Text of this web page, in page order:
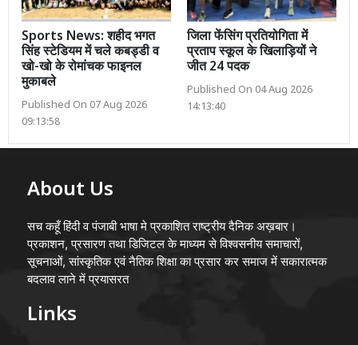
Sports News: शहीद भगत
सिंह स्टेडियम में चले कबड्डी व
खो-खो के रोमांचक फाइनल
मुकाबले
Published On 07 Aug 2026
09:13:58
जिला फेंसिंग प्रतियोगिता में
प्रताप स्कूल के खिलाड़ियों ने
जीत 24 पदक
Published On 04 Aug 2026
14:13:40
About Us
सच कहूँ हिंदी व पंजाबी भाषा मे प्रकाशित राष्ट्रीय दैनिक अख़बार।
प्रकाशन, प्रसारण तथा डिजिटल के माध्यम से विश्वसनीय समाचारों,
सूचनाओं, सांस्कृतिक एवं नैतिक शिक्षा का प्रसार कर समाज में सकारात्मक
बदलाव लाने में प्रयासरत
Links